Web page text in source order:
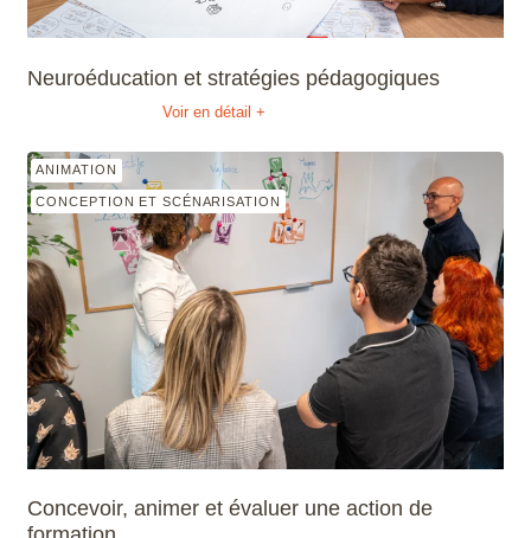
Neuroéducation et stratégies pédagogiques
Voir en détail +
ANIMATION
CONCEPTION ET SCÉNARISATION
Concevoir, animer et évaluer une action de